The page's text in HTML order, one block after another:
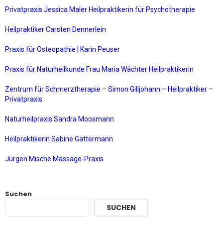
Privatpraxis Jessica Maler Heilpraktikerin für Psychotherapie
Heilpraktiker Carsten Dennerlein
Praxis für Osteopathie | Karin Peuser
Praxis für Naturheilkunde Frau Maria Wächter Heilpraktikerin
Zentrum für Schmerztherapie – Simon Gilljohann – Heilpraktiker –
Privatpraxis
Naturheilpraxis Sandra Moosmann
Heilpraktikerin Sabine Gattermann
Jürgen Mische Massage-Praxis
Suchen
SUCHEN